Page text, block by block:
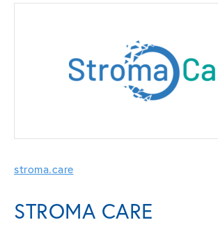
stroma.care
STROMA CARE